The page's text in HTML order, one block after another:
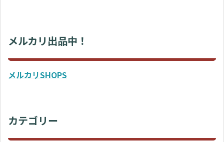
メルカリ出品中！
メルカリSHOPS
カテゴリー